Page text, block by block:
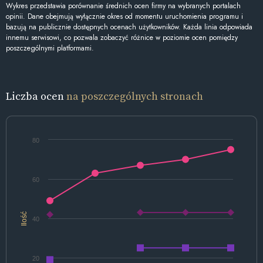
Wykres przedstawia porównanie średnich ocen firmy na wybranych portalach
opinii. Dane obejmują wyłącznie okres od momentu uruchomienia programu i
bazują na publicznie dostępnych ocenach użytkowników. Każda linia odpowiada
innemu serwisowi, co pozwala zobaczyć różnice w poziomie ocen pomiędzy
poszczególnymi platformami.
Liczba ocenna poszczególnych stronach
Ilość
20
40
60
80